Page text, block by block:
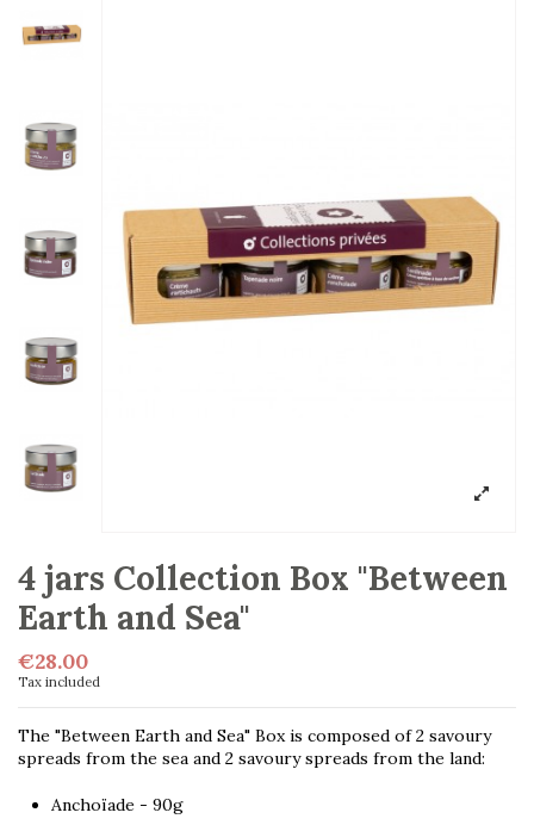
4 jars Collection Box "Between
Earth and Sea"
€28.00
Tax included
The "Between Earth and Sea" Box is composed of 2 savoury
spreads from the sea and 2 savoury spreads from the land:
Anchoïade - 90g